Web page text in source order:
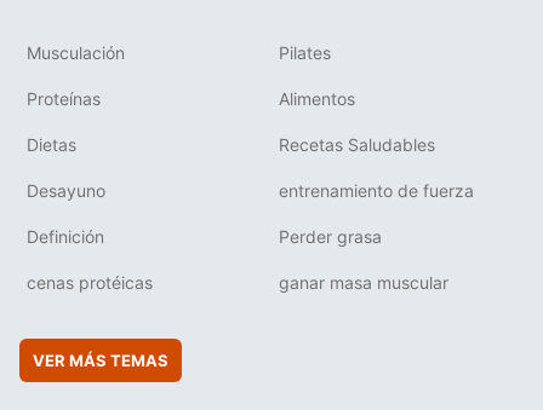
Musculación Pilates
Proteínas Alimentos
Dietas Recetas Saludables
Desayuno entrenamiento de fuerza
Definición Perder grasa
cenas protéicas ganar masa muscular
VER MÁS TEMAS